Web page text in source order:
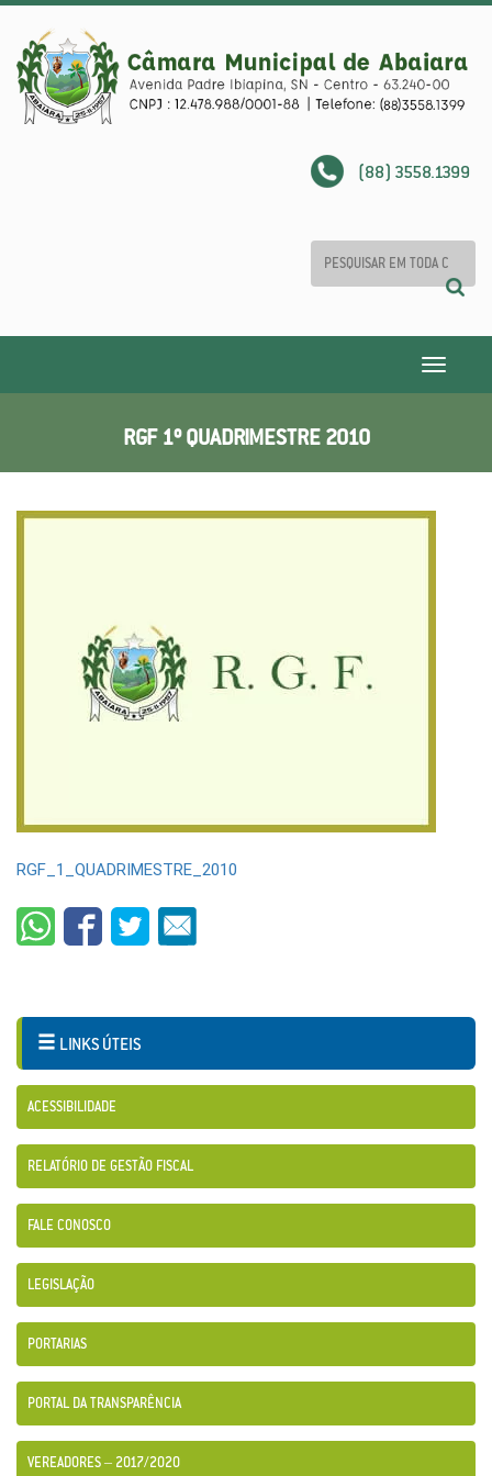
(88) 3558.1399
Toggle
RGF 1º QUADRIMESTRE 2010
RGF_1_QUADRIMESTRE_2010
LINKS ÚTEIS
ACESSIBILIDADE
RELATÓRIO DE GESTÃO FISCAL
FALE CONOSCO
LEGISLAÇÃO
PORTARIAS
PORTAL DA TRANSPARÊNCIA
VEREADORES – 2017/2020